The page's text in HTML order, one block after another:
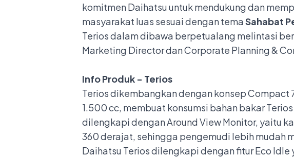
komitmen Daihatsu untuk mendukung dan
masyarakat luas sesuai dengan temaSahabat
Terios dalam dibawa berpetualang melintasi
Marketing Director dan Corporate Planning &
Info Produk - Terios
Terios dikembangkan dengan konsep Compact
1.500 cc, membuat konsumsi bahan bakar
dilengkapi dengan Around View Monitor, yaitu
360 derajat, sehingga pengemudi lebih mudah
Daihatsu Terios dilengkapi dengan fitur Eco